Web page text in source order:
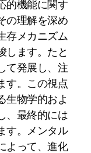
れらの洞察
グ、教育など
用を強化しま
どのように
的機能に関す
の理解を深め